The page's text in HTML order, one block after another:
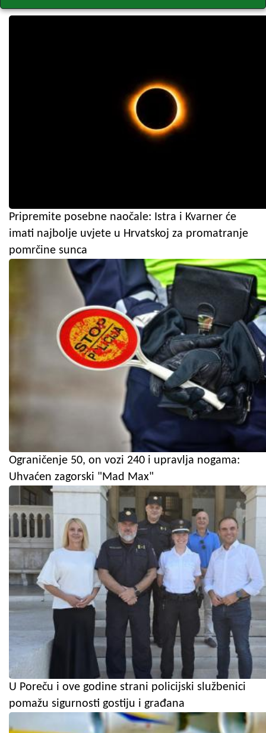
Pripremite posebne naočale: Istra i Kvarner će
imati najbolje uvjete u Hrvatskoj za promatranje
pomrčine sunca
Ograničenje 50, on vozi 240 i upravlja nogama:
Uhvaćen zagorski "Mad Max"
U Poreču i ove godine strani policijski službenici
pomažu sigurnosti gostiju i građana